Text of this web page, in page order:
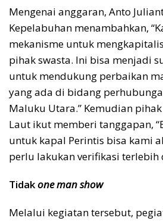
Mengenai anggaran, Anto
Kepelabuhan menambahkan,
mekanisme untuk
pihak swasta. Ini bisa menjadi
untuk mendukung perbaikan
yang ada di bidang
Maluku Utara.” Kemudian
Laut ikut memberi tanggapan,
untuk kapal Perintis bisa kami
perlu lakukan verifikasi terlebih
Tidakone man show
Melalui kegiatan tersebut,